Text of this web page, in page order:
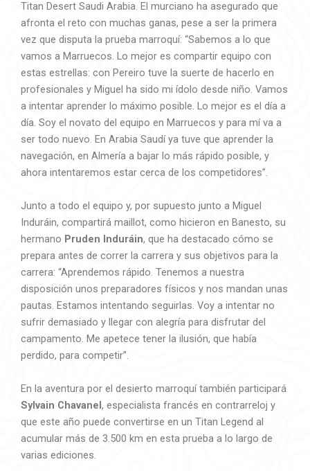
Titan Desert Saudi Arabia. El murciano ha asegurado que
afronta el reto con muchas ganas, pese a ser la primera
vez que disputa la prueba marroquí: “Sabemos a lo que
vamos a Marruecos. Lo mejor es compartir equipo con
estas estrellas: con Pereiro tuve la suerte de hacerlo en
profesionales y Miguel ha sido mi ídolo desde niño. Vamos
a intentar aprender lo máximo posible. Lo mejor es el día a
día. Soy el novato del equipo en Marruecos y para mí va a
ser todo nuevo. En Arabia Saudí ya tuve que aprender la
navegación, en Almería a bajar lo más rápido posible, y
ahora intentaremos estar cerca de los competidores”.
Junto a todo el equipo y, por supuesto junto a Miguel
Induráin, compartirá maillot, como hicieron en Banesto, su
hermano Pruden Induráin, que ha destacado cómo se
prepara antes de correr la carrera y sus objetivos para la
carrera: “Aprendemos rápido. Tenemos a nuestra
disposición unos preparadores físicos y nos mandan unas
pautas. Estamos intentando seguirlas. Voy a intentar no
sufrir demasiado y llegar con alegría para disfrutar del
campamento. Me apetece tener la ilusión, que había
perdido, para competir”.
En la aventura por el desierto marroquí también participará
Sylvain Chavanel , especialista francés en contrarreloj y
que este año puede convertirse en un Titan Legend al
acumular más de 3.500 km en esta prueba a lo largo de
varias ediciones.